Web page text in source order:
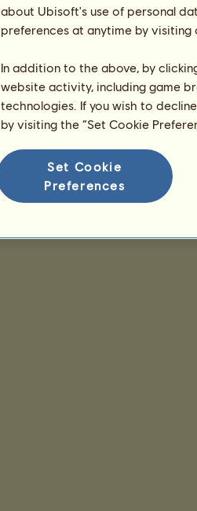
about Ubisoft's use of personal
preferences at anytime by
In addition to the above, by
website activity, including game
technologies. If you wish to
by visiting the “Set Cookie
Set Cookie
Preferences